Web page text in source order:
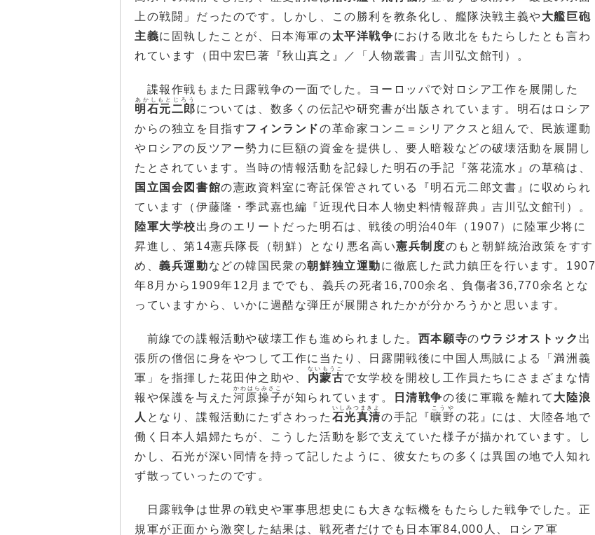
上の戦闘」だったのです。しかし、この勝利を教条化し、艦隊決戦主義や大艦巨砲
主義に固執したことが、日本海軍の太平洋戦争における敗北をもたらしたとも言わ
れています（田中宏巳著『秋山真之』／「人物叢書」吉川弘文館刊）。
諜報作戦もまた日露戦争の一面でした。ヨーロッパで対ロシア工作を展開した
明石元二郎
あかしもとじろう
については、数多くの伝記や研究書が出版されています。明石はロシア
からの独立を目指すフィンランドの革命家コンニ＝シリアクスと組んで、民族運動
やロシアの反ツアー勢力に巨額の資金を提供し、要人暗殺などの破壊活動を展開し
たとされています。当時の情報活動を記録した明石の手記『落花流水』の草稿は、
国立国会図書館の憲政資料室に寄託保管されている『明石元二郎文書』に収められ
ています（伊藤隆・季武嘉也編『近現代日本人物史料情報辞典』吉川弘文館刊）。
陸軍大学校出身のエリートだった明石は、戦後の明治40年（1907）に陸軍少将に
昇進し、第14憲兵隊長（朝鮮）となり悪名高い憲兵制度のもと朝鮮統治政策をすす
め、義兵運動などの韓国民衆の朝鮮独立運動に徹底した武力鎮圧を行います。1907
年8月から1909年12月まででも、義兵の死者16,700余名、負傷者36,770余名とな
っていますから、いかに過酷な弾圧が展開されたかが分かろうかと思います。
前線での諜報活動や破壊工作も進められました。 西本願寺の ウラジオストック 出
張所の僧侶に身をやつして工作に当たり、日露開戦後に中国人馬賊による「満洲義
軍」を指揮した花田仲之助や、 内蒙古
ないもうこ
で女学校を開校し工作員たちにさまざまな情
報や保護を与えた 河原操子
かわはらみさこ
が知られています。 日清戦争の後に軍職を離れて 大陸浪
人 となり、諜報活動にたずさわった 石光真清
いしみつまきよ
の手記『曠野
こうや
の花』には、大陸各地で
働く日本人娼婦たちが、こうした活動を影で支えていた様子が描かれています。し
かし、石光が深い同情を持って記したように、彼女たちの多くは異国の地で人知れ
ず散っていったのです。
日露戦争は世界の戦史や軍事思想史にも大きな転機をもたらした戦争でした。正
規軍が正面から激突した結果は、戦死者だけでも日本軍84,000人、ロシア軍